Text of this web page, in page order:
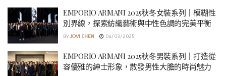
EMPORIO ARMANI 2025秋冬女裝系列｜模糊性
別界線，探索紡織藝術與中性色調的完美平衡
BY JOVI CHEN 04/03/2025
EMPORIO ARMANI 2025秋冬男裝系列｜打造從
容優雅的紳士形象，散發男性大膽的時尚魅力